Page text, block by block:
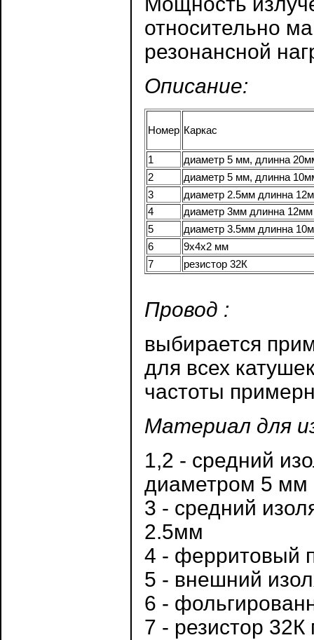
относительно
резонансной
Описание:
Номер Каркас
1
диаметр 5 мм, длинна
2
диаметр 5 мм, длинна
3
диаметр 2.5мм длинна
4
диаметр 3мм длинна 12мм
5
диаметр 3.5мм длинна
6
9х4х2 мм
7
резистор 32К
Провод :
выбирается
для всех
частоты
Материал для
1,2 - средний
диаметром 5 мм
3 - средний
2.5мм
4 - ферритовый
5 - внешний
6 -
7 - резистор